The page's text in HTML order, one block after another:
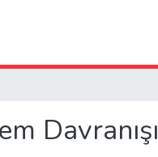
Davranışı